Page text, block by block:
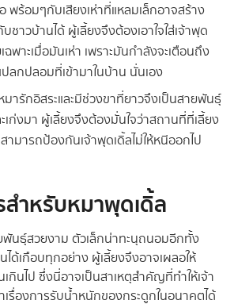
พร้อมๆกับเสียงเห่าที่แหลมเล็กอาจสร้าง
ชาวบ้านได้ ผู้เลี้ยงจึงต้องเอาใจใส่เจ้าพุด
ฉพาะเมื่อมันเห่า เพราะมันกำลังจะเตือนถึง
ลกปลอมที่เข้ามาในบ้าน นั่นเอง
ารักอิสระและมีช่วงขาที่ยาวจึงเป็นสายพันธุ์
เก่งมา ผู้เลี้ยงจึงต้องมั่นใจว่าสถานที่ที่เลี้ยง
มารถป้องกันเจ้าพุดเดิ้ลไม่ให้หนีออกไป
สำหรับหมาพุดเดิ้ล
นธุ์สวยงาม ตัวเล็กน่าทะนุถนอมอีกทั้ง
ได้เกือบทุกอย่าง ผู้เลี้ยงจึงอาจเผลอให้
กินไป ซึ่งนี่อาจเป็นสาเหตุสำคัญที่ทำให้เจ้า
รื่องการรับน้ำหนักของกระดูกในอนาคตได้